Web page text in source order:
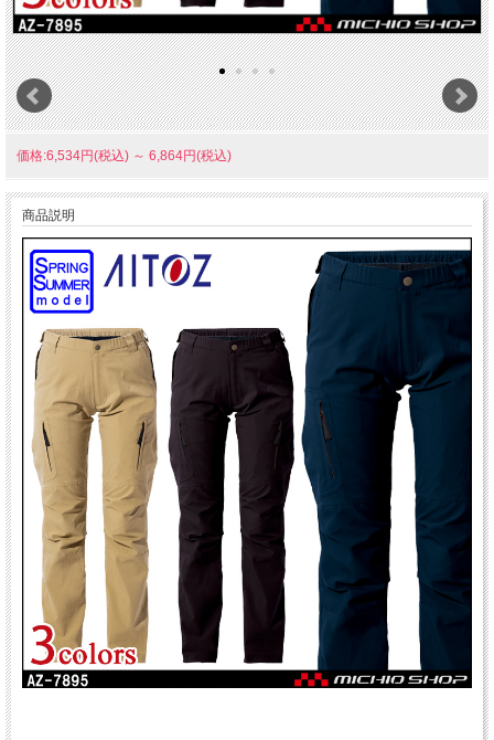
価格:6,534円(税込) ～ 6,864円(税込)
商品説明